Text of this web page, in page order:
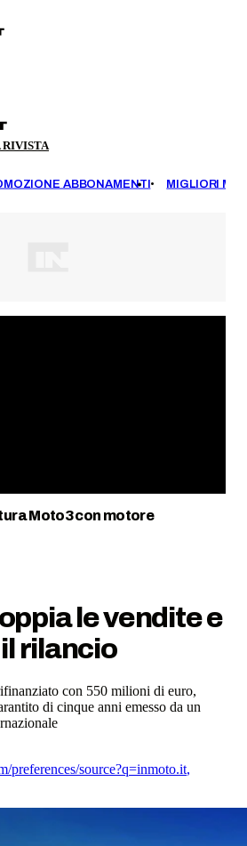
ABBONAMENTI MIGLIORI
Moto3 con motore
le vendite e
rilancio
con 550 milioni di euro,
di cinque anni emesso da un
preferences/source?q=inmoto.it,